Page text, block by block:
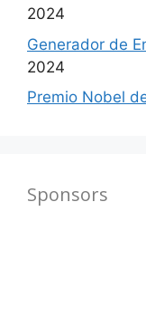
2024
Generador de
2024
Premio Nobel
Sponsors